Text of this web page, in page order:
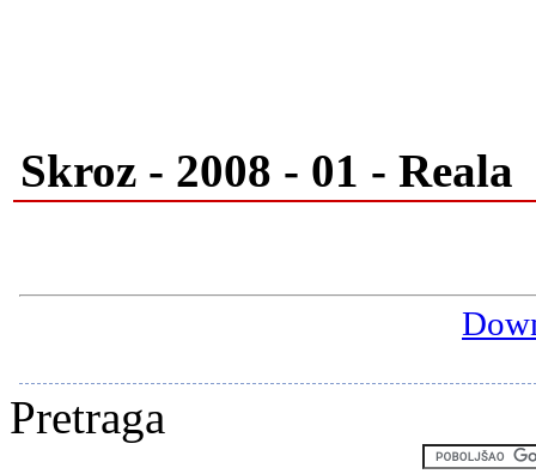
Skroz - 2008 - 01 - Reala
Pretraga